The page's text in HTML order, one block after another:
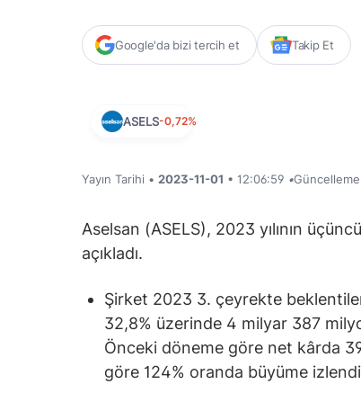
Google'da bizi tercih et Takip Et
ASELS-0,72%
Yayın Tarihi • 2023-11-01 • 12:06:59 •Güncelleme
Aselsan (ASELS), 2023 yılının
açıkladı.
Şirket 2023 3. çeyrekte
32,8% üzerinde 4 milyar 387
Önceki döneme göre net kârda
göre 124% oranda büyüme